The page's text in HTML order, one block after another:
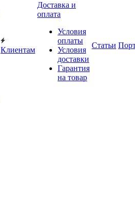
Клиентам
Доставка и
оплата
Условия
оплаты
Условия
доставки
Гарантия
на товар
Статьи